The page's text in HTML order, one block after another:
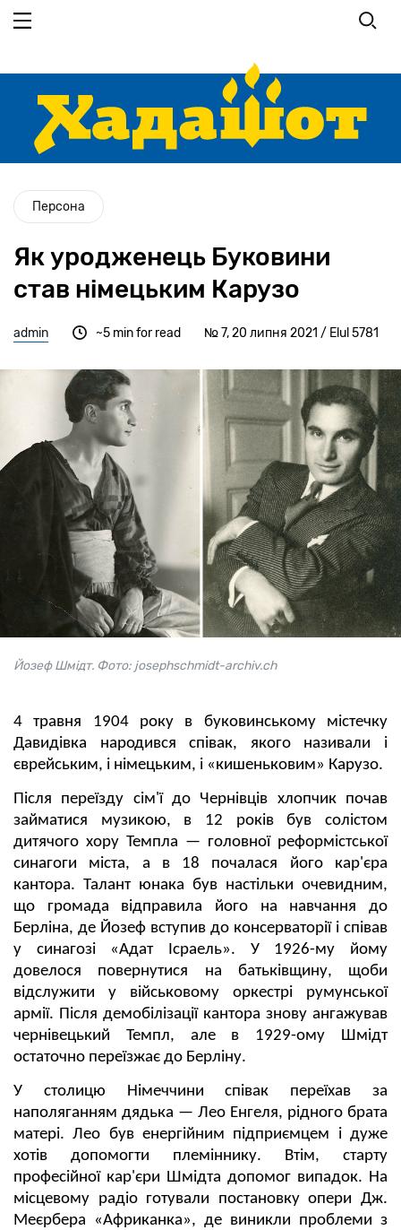
Персона
Як уродженець Буковини
став німецьким Карузо
admin № 7, 20 липня 2021 / Elul 5781
~5 min for read
Йозеф Шмідт. Фото: josephschmidt-archiv.ch
4 травня 1904 року в буковинському містечку
Давидівка народився співак, якого називали і
єврейським, і німецьким, і «кишеньковим» Карузо.
Після переїзду сім'ї до Чернівців хлопчик почав
займатися музикою, в 12 років був солістом
дитячого хору Темпла — головної реформістської
синагоги міста, а в 18 почалася його кар'єра
кантора. Талант юнака був настільки очевидним,
що громада відправила його на навчання до
Берліна, де Йозеф вступив до консерваторії і співав
у синагозі «Адат Ісраель». У 1926-му йому
довелося повернутися на батьківщину, щоби
відслужити у військовому оркестрі румунської
армії. Після демобілізації кантора знову ангажував
чернівецький Темпл, але в 1929-ому Шмідт
остаточно переїзжає до Берліну.
У столицю Німеччини співак переїхав за
наполяганням дядька — Лео Енгеля, рідного брата
матері. Лео був енергійним підприємцем і дуже
хотів допомогти племіннику. Втім, старту
професійної кар'єри Шмідта допомог випадок. На
місцевому радіо готували постановку опери Дж.
Меєрбера «Африканка», де виникли проблеми з